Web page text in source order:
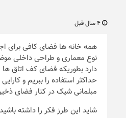
همه خانه ها فضای کافی برای
نوع معماری و طراحی داخلی
دارد بطوریکه فضای کف اتاق
حداکثر استفاده را ببریم و
مبلمانی شیک در کنار فضای
شاید این طرز فکر را داشته